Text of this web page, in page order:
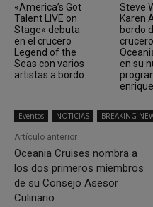
«America’s Got
Talent LIVE on
Stage» debuta
en el crucero
Legend of the
Seas con varios
artistas a bordo
Steve
Karen
bordo
en su
Eventos NOTICIAS BREAKING
Artículo anterior
Oceania Cruises nombra a
los dos primeros miembros
de su Consejo Asesor
Culinario